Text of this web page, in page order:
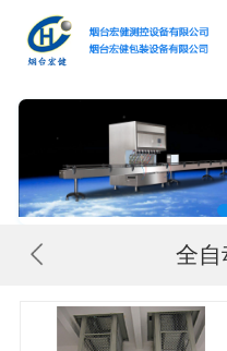
全自